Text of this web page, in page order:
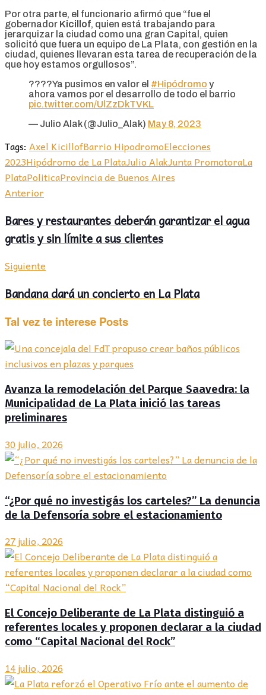
Por otra parte, el funcionario afirmó que “fue el
gobernador Kicillof, quien está trabajando para
jerarquizar la ciudad como una gran Capital, quien
solicitó que fuera un equipo de La Plata, con gestión en la
ciudad, quienes llevaran esta tarea de recuperación de la
que hoy estamos orgullosos”.
????Ya pusimos en valor el #Hipódromo y
ahora vamos por el desarrollo de todo el barrio
pic.twitter.com/UlZzDkTVKL
— Julio Alak (@Julio_Alak) May 8, 2023
Tags: Axel KicillofBarrio HipodromoElecciones
2023Hipódromo de La PlataJulio AlakJunta PromotoraLa
PlataPoliticaProvincia de Buenos Aires
Anterior
Bares y restaurantes deberán garantizar el agua
gratis y sin límite a sus clientes
Siguiente
Bandana dará un concierto en La Plata
Tal vez te interese Posts
Avanza la remodelación del Parque Saavedra: la
Municipalidad de La Plata inició las tareas
preliminares
30 julio, 2026
“¿Por qué no investigás los carteles?” La denuncia
de la Defensoría sobre el estacionamiento
27 julio, 2026
El Concejo Deliberante de La Plata distinguió a
referentes locales y proponen declarar a la ciudad
como “Capital Nacional del Rock”
14 julio, 2026